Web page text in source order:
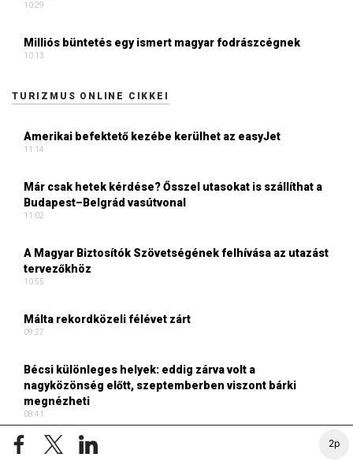
2p
10:29
Milliós büntetés egy ismert magyar fodrászcégnek
10:13
TURIZMUS ONLINE CIKKEI
Amerikai befektető kezébe kerülhet az easyJet
11:14
Már csak hetek kérdése? Ősszel utasokat is szállíthat a
Budapest–Belgrád vasútvonal
11:02
A Magyar Biztosítók Szövetségének felhívása az utazást
tervezőkhöz
10:55
Málta rekordközeli félévet zárt
09:27
Bécsi különleges helyek: eddig zárva volt a
nagyközönség előtt, szeptemberben viszont bárki
megnézheti
08:41